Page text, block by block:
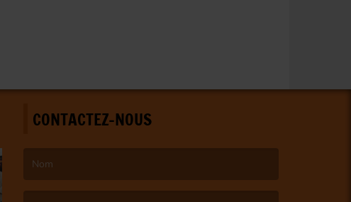
CONTACTEZ-NOUS